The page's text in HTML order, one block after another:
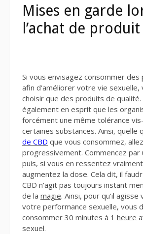
Mises en garde
l’achat de produit
Si vous envisagez consommer des
afin d’améliorer votre vie sexuelle,
choisir que des produits de qualité.
également en esprit que les
forcément une même tolérance
certaines substances. Ainsi, quelle
de CBD que vous consommez,
progressivement. Commencez
puis, si vous en ressentez
augmentez la dose. Cela dit, il
CBD n’agit pas toujours instant
de la magie. Ainsi, pour qu’il
votre performance sexuelle, vous
consommer 30 minutes à 1 heure
sexuel.